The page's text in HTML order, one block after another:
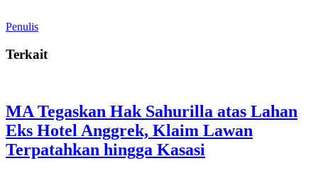
Penulis
Terkait
MA Tegaskan Hak Sahurilla atas Lahan
Eks Hotel Anggrek, Klaim Lawan
Terpatahkan hingga Kasasi